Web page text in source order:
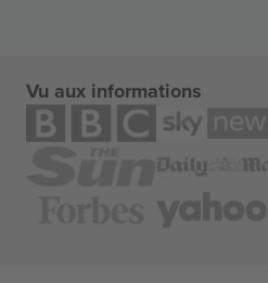
Vu aux informations